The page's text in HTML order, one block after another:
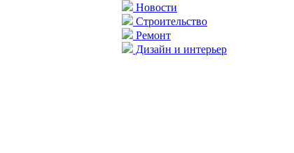
Новости
Строительство
Ремонт
Дизайн и интерьер